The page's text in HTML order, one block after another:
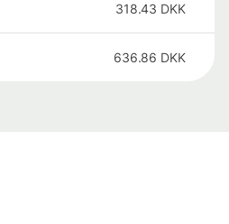
318.43 DKK
636.86 DKK